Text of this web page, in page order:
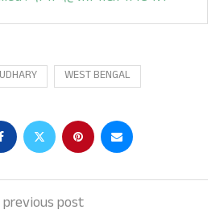
WEST BENGAL
previous post